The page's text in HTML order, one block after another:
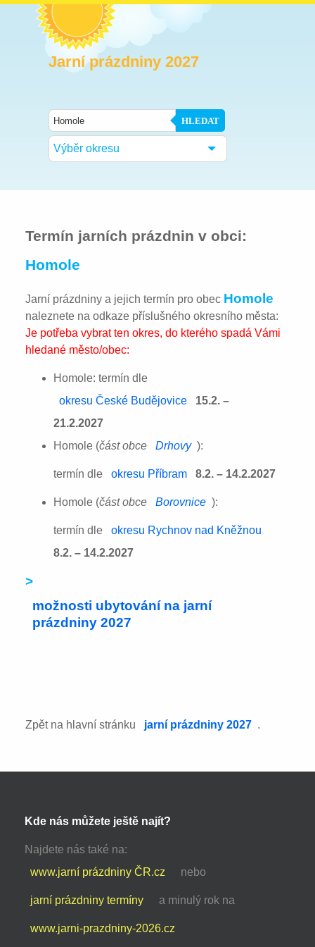
Jarní prázdniny 2027
HLEDAT
Výběr okresu
Termín jarních prázdnin v obci:
Homole
Jarní prázdniny a jejich termín pro obec Homole
naleznete na odkaze příslušného okresního města:
Je potřeba vybrat ten okres, do kterého spadá Vámi
hledané město/obec:
Homole: termín dle
okresu České Budějovice
15.2. –
21.2.2027
Homole (část obce Drhovy ):
termín dle okresu Příbram 8.2. – 14.2.2027
Homole (část obce Borovnice ):
termín dle
okresu Rychnov nad Kněžnou
8.2. – 14.2.2027
>
možnosti ubytování na jarní
prázdniny 2027
Zpět na hlavní stránku jarní prázdniny 2027 .
Kde nás můžete ještě najít?
Najdete nás také na:
www.jarní prázdniny ČR.cz
nebo
jarní prázdniny termíny a minulý rok na
www.jarni-prazdniny-2026.cz